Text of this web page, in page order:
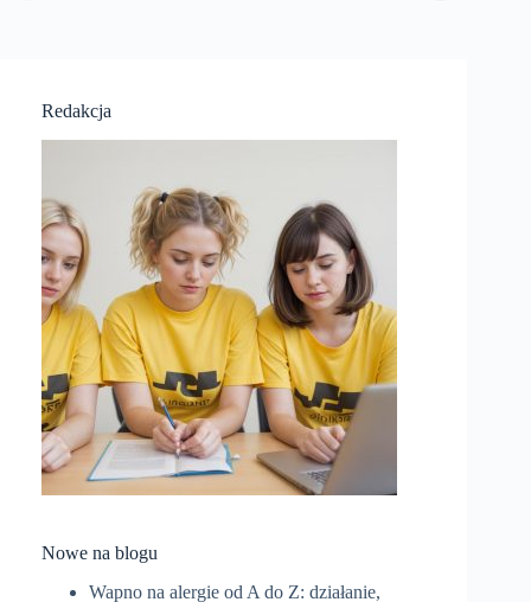
Redakcja
Nowe na blogu
Wapno na alergie od A do Z: działanie,